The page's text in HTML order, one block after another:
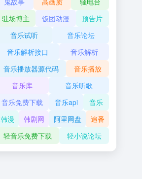
驻场博主
饭团动漫
预告片
音乐试听
音乐论坛
音乐解析接口
音乐解析
音乐播放器源代码
音乐播放
音乐库
音乐听歌
音乐免费下载
音乐api
音乐
韩漫
韩剧网 阿里网盘
追番
轻音乐免费下载
轻小说论坛